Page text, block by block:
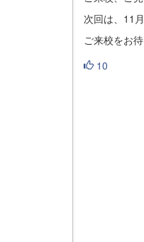
次回は、11
ご来校をお
10